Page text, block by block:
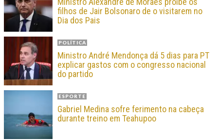
filhos de Jair Bolsonaro de o visitarem no
Dia dos Pais
POLÍTICA
Ministro André Mendonça dá 5 dias para PT
explicar gastos com o congresso nacional
do partido
ESPORTE
Gabriel Medina sofre ferimento na cabeça
durante treino em Teahupoo